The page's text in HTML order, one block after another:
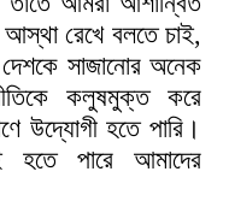
রেখে বলতে চাই,
সাজানোর অনেক
কলুষমুক্ত করে
উদ্যোগী হতে পারি।
পারে আমাদের